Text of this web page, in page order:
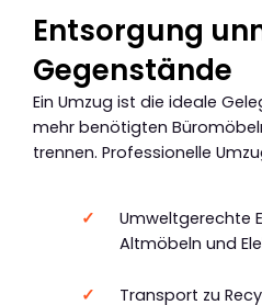
Entsorgung
Gegenstände
Ein Umzug ist die ideale
mehr benötigten
trennen. Professionelle
Umweltgerechte
Altmöbeln und
Transport zu